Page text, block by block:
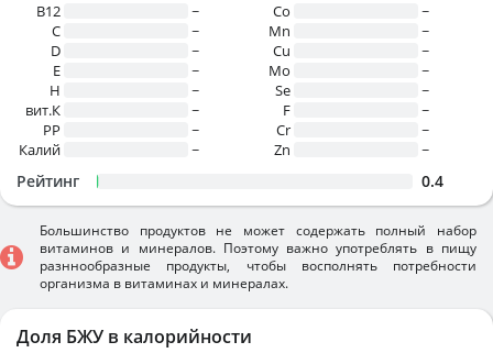
B12
~
C
~
D
~
E
~
H
~
вит.К
~
PP
~
Калий
~
Co
~
Mn
~
Cu
~
Mo
~
Se
~
F
~
Cr
~
Zn
~
Рейтинг 0.4
Большинство продуктов не может содержать полный набор
витаминов и минералов. Поэтому важно употреблять в пищу
разннообразные продукты, чтобы восполнять потребности
организма в витаминах и минералах.
Доля БЖУ в калорийности